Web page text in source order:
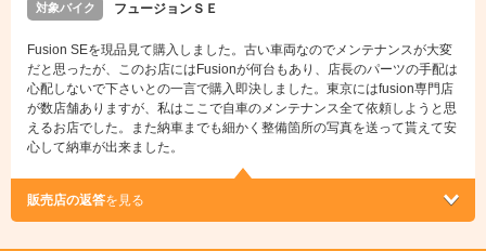
対象バイク フュージョンＳＥ
Fusion SEを現品見て購入しました。古い車両なのでメンテナンスが大変
だと思ったが、このお店にはFusionが何台もあり、店長のパーツの手配は
心配しないで下さいとの一言で購入即決しました。東京にはfusion専門店
が数店舗ありますが、私はここで自車のメンテナンス全て依頼しようと思
えるお店でした。また納車までも細かく整備箇所の写真を送って貰えて安
心して納車が出来ました。
販売店の返答を見る